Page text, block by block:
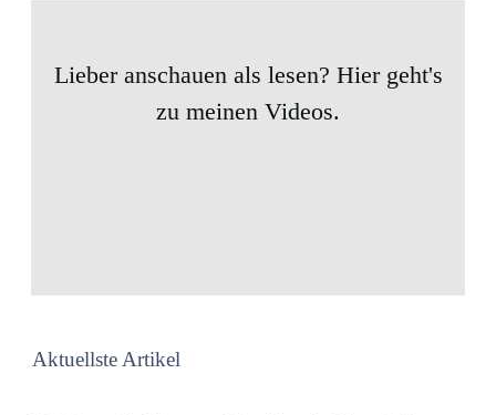
Lieber anschauen als lesen? Hier geht's
zu meinen Videos.
Aktuellste Artikel